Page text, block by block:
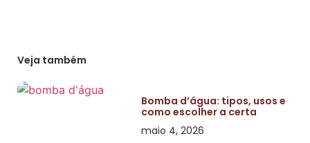
Veja também
Bomba d’água: tipos, usos e
como escolher a certa
maio 4, 2026